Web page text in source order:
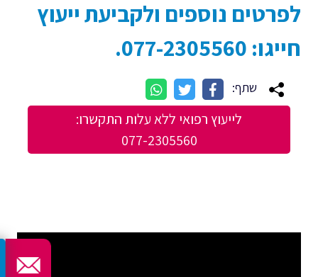
לפרטים נוספים ולקביעת ייעוץ
חייגו: 077-2305560.
שתף:
לייעוץ רפואי ללא עלות התקשרו:
077-2305560